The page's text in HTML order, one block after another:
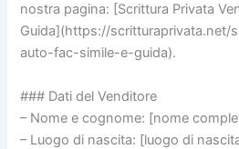
nostra pagina: [Scrittura Privata
Guida](https://scritturaprivata.net/
auto-fac-simile-e-guida).
### Dati del Venditore
– Nome e cognome: [nome
– Luogo di nascita: [luogo di